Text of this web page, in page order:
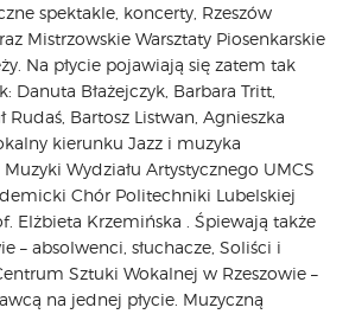
spektakle, koncerty, Rzeszów
Mistrzowskie Warsztaty Piosenkarskie
Na płycie pojawiają się zatem tak
Danuta Błażejczyk, Barbara Tritt,
Rudaś, Bartosz Listwan, Agnieszka
kierunku Jazz i muzyka
Wydziału Artystycznego UMCS
Chór Politechniki Lubelskiej
Elżbieta Krzemińska . Śpiewają także
– absolwenci, słuchacze, Soliści i
Sztuki Wokalnej w Rzeszowie –
na jednej płycie. Muzyczną